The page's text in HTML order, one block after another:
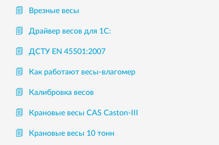
Врезные весы
Драйвер весов для 1С:
ДСТУ EN 45501:2007
Как работают весы-влагомер
Калибровка весов
Крановые весы CAS Caston-III
Крановые весы 10 тонн